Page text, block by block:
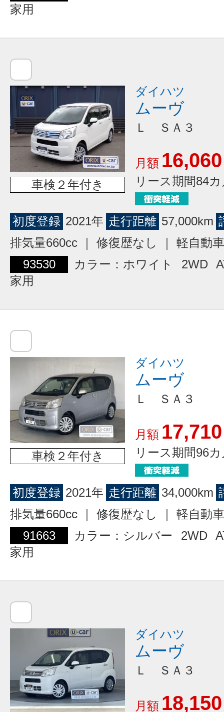
家用
車検２年付き
ダイハツ
ムーヴ
Ｌ ＳＡ３
月額 16,060
リース期間84
初度登録 2021年 走行距離 57,000km
排気量660cc ｜ 修復歴なし ｜ 軽自動車
93530
カラー：ホワイト 2WD
家用
車検２年付き
ダイハツ
ムーヴ
Ｌ ＳＡ３
月額 17,710
リース期間96
初度登録 2021年 走行距離 34,000km
排気量660cc ｜ 修復歴なし ｜ 軽自動車
91663
カラー：シルバー 2WD
家用
ダイハツ
ムーヴ
Ｌ ＳＡ３
月額 18,150